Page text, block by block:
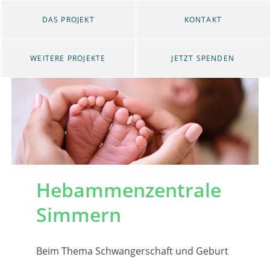
DAS PROJEKT KONTAKT
WEITERE PROJEKTE JETZT SPENDEN
Hebammenzentrale
Simmern
Beim Thema Schwangerschaft und Geburt